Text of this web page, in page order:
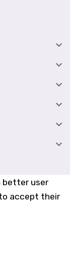
better user
accept their





